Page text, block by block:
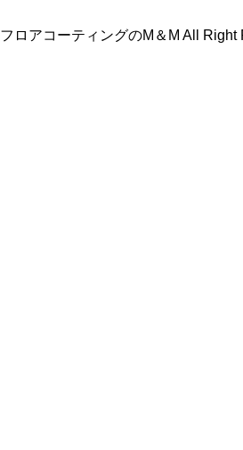
フロアコーティングのM＆M All Right